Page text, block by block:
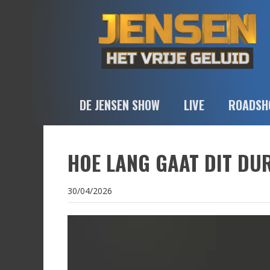
DE JENSEN SHOW LIVE
HOE LANG GAAT DIT
30/04/2026